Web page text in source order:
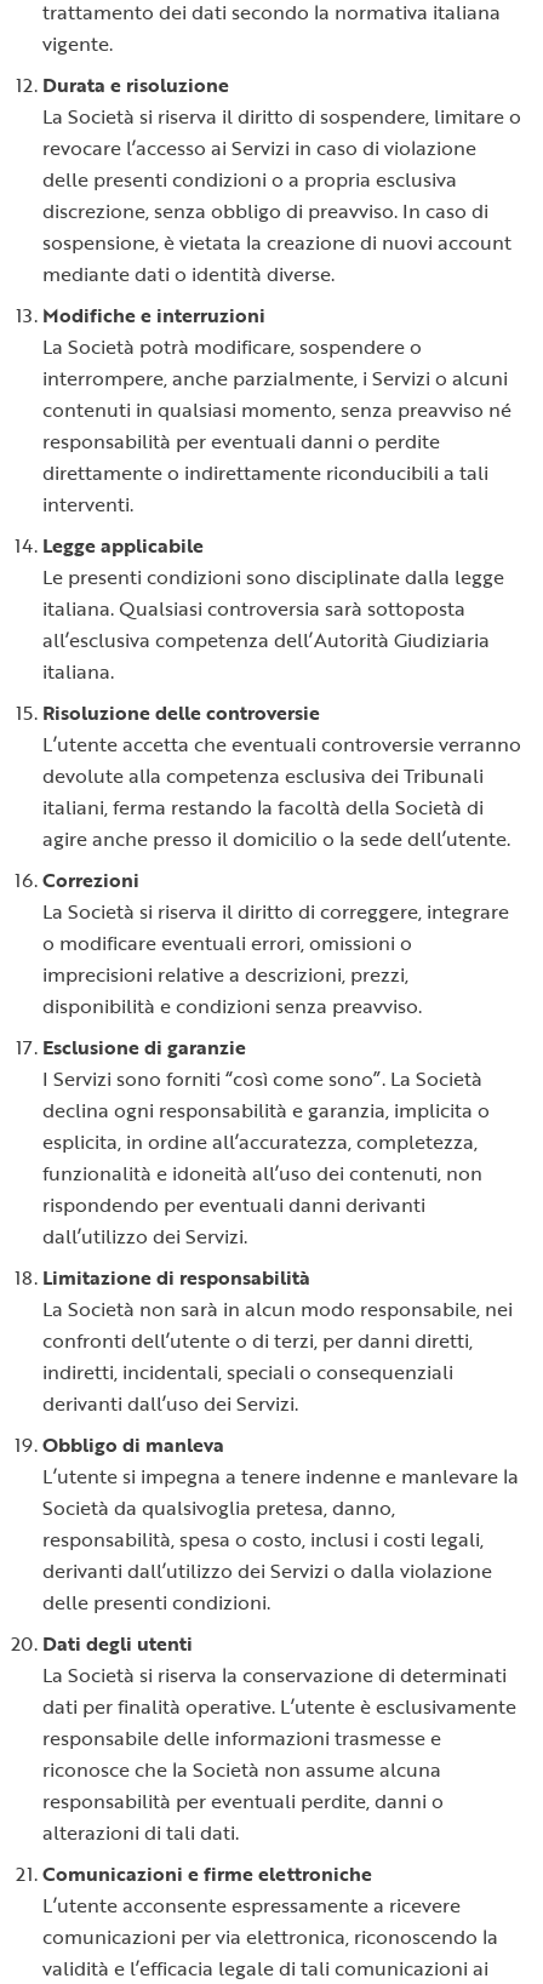
trattamento dei dati secondo la normativa italiana
vigente.
Durata e risoluzione
La Società si riserva il diritto di sospendere, limitare o
revocare l’accesso ai Servizi in caso di violazione
delle presenti condizioni o a propria esclusiva
discrezione, senza obbligo di preavviso. In caso di
sospensione, è vietata la creazione di nuovi account
mediante dati o identità diverse.
Modifiche e interruzioni
La Società potrà modificare, sospendere o
interrompere, anche parzialmente, i Servizi o alcuni
contenuti in qualsiasi momento, senza preavviso né
responsabilità per eventuali danni o perdite
direttamente o indirettamente riconducibili a tali
interventi.
Legge applicabile
Le presenti condizioni sono disciplinate dalla legge
italiana. Qualsiasi controversia sarà sottoposta
all’esclusiva competenza dell’Autorità Giudiziaria
italiana.
Risoluzione delle controversie
L’utente accetta che eventuali controversie verranno
devolute alla competenza esclusiva dei Tribunali
italiani, ferma restando la facoltà della Società di
agire anche presso il domicilio o la sede dell’utente.
Correzioni
La Società si riserva il diritto di correggere, integrare
o modificare eventuali errori, omissioni o
imprecisioni relative a descrizioni, prezzi,
disponibilità e condizioni senza preavviso.
Esclusione di garanzie
I Servizi sono forniti “così come sono”. La Società
declina ogni responsabilità e garanzia, implicita o
esplicita, in ordine all’accuratezza, completezza,
funzionalità e idoneità all’uso dei contenuti, non
rispondendo per eventuali danni derivanti
dall’utilizzo dei Servizi.
Limitazione di responsabilità
La Società non sarà in alcun modo responsabile, nei
confronti dell’utente o di terzi, per danni diretti,
indiretti, incidentali, speciali o consequenziali
derivanti dall’uso dei Servizi.
Obbligo di manleva
L’utente si impegna a tenere indenne e manlevare la
Società da qualsivoglia pretesa, danno,
responsabilità, spesa o costo, inclusi i costi legali,
derivanti dall’utilizzo dei Servizi o dalla violazione
delle presenti condizioni.
Dati degli utenti
La Società si riserva la conservazione di determinati
dati per finalità operative. L’utente è esclusivamente
responsabile delle informazioni trasmesse e
riconosce che la Società non assume alcuna
responsabilità per eventuali perdite, danni o
alterazioni di tali dati.
Comunicazioni e firme elettroniche
L’utente acconsente espressamente a ricevere
comunicazioni per via elettronica, riconoscendo la
validità e l’efficacia legale di tali comunicazioni ai